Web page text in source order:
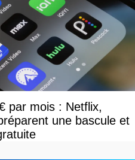
par mois : Netflix,
une bascule et